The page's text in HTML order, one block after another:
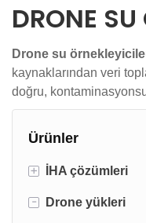
DRONE
Drone su
kaynaklarından veri
doğru,
Ürünler
+
İHA çözümleri
Endüstriyel İHA
- Drone yükleri